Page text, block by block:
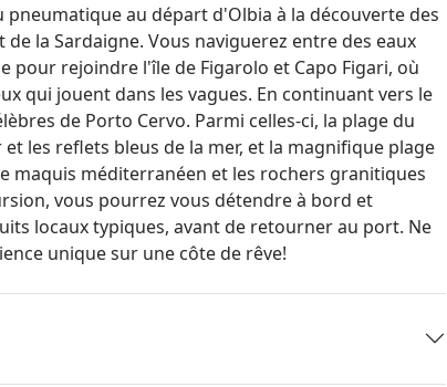
au départ d'Olbia à la découverte des
la Sardaigne. Vous naviguerez entre des eaux
pour rejoindre l'île de Figarolo et Capo Figari, où
qui jouent dans les vagues. En continuant vers le
de Porto Cervo. Parmi celles-ci, la plage du
les reflets bleus de la mer, et la magnifique plage
maquis méditerranéen et les rochers granitiques
vous pourrez vous détendre à bord et
locaux typiques, avant de retourner au port. Ne
unique sur une côte de rêve!